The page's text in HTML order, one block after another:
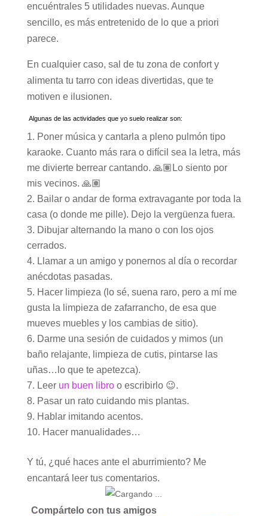
encuéntrales 5 utilidades nuevas. Aunque
sencillo, es más entretenido de lo que a priori
parece.
En cualquier caso, sal de tu zona de confort y
alimenta tu tarro con ideas divertidas, que te
motiven e ilusionen.
Algunas de las actividades que yo suelo realizar son:
Poner música y cantarla a pleno pulmón tipo
karaoke. Cuanto más rara o difícil sea la letra, más
me divierte berrear cantando. 🙏🏽Lo siento por
mis vecinos. 🙏🏽
Bailar o andar de forma extravagante por toda la
casa (o donde me pille). Dejo la vergüenza fuera.
Dibujar alternando la mano o con los ojos
cerrados.
Llamar a un amigo y ponernos al día o recordar
anécdotas pasadas.
Hacer limpieza (lo sé, suena raro, pero a mí me
gusta la limpieza de zafarrancho, de esa que
mueves muebles y los cambias de sitio).
Darme una sesión de cuidados y mimos (un
baño relajante, limpieza de cutis, pintarse las
uñas…lo que te apetezca).
Leer un buen libroo escribirlo 😉.
Pasar un rato cuidando mis plantas.
Hablar imitando acentos.
Hacer manualidades…
Y tú, ¿qué haces ante el aburrimiento? Me
encantará leer tus comentarios.
Compártelo con tus amigos